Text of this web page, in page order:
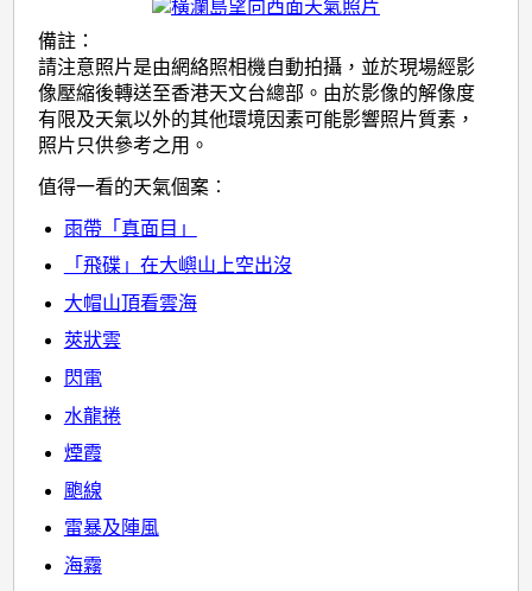
備註：
請注意照片是由網絡照相機自動拍攝，並於現場經影
像壓縮後轉送至香港天文台總部。由於影像的解像度
有限及天氣以外的其他環境因素可能影響照片質素，
照片只供參考之用。
值得一看的天氣個案︰
雨帶「真面目」
「飛碟」在大嶼山上空出沒
大帽山頂看雲海
莢狀雲
閃電
水龍捲
煙霞
颮線
雷暴及陣風
海霧